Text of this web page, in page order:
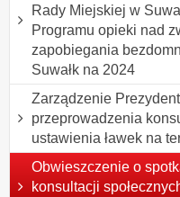
Rady Miejskiej w
Programu opieki nad
zapobiegania
Suwałk na 2024
Zarządzenie
przeprowadzenia
ustawienia ławek na
Obwieszczenie o
konsultacji